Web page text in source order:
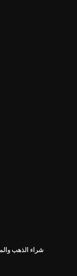
شراء الذهب